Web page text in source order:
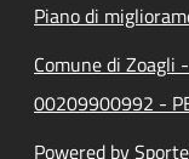
Piano di
Comune di Zoagli
00209900992 -
Powered by